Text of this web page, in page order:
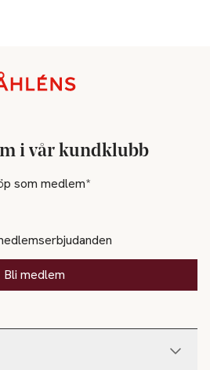
i vår kundklubb
som medlem*
Bli medlem